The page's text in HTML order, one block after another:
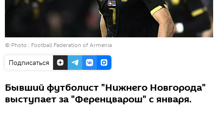
© Photo : Football Federation of Armenia
Подписаться
Бывший футболист "Нижнего Новгорода"
выступает за "Ференцварош" с января.